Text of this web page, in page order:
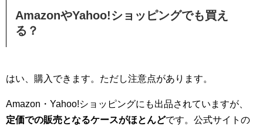
AmazonやYahoo!ショッピングでも買え
る？
はい、購入できます。ただし注意点があります。
Amazon・Yahoo!ショッピングにも出品されていますが、
定価での販売となるケースがほとんどです。公式サイトの